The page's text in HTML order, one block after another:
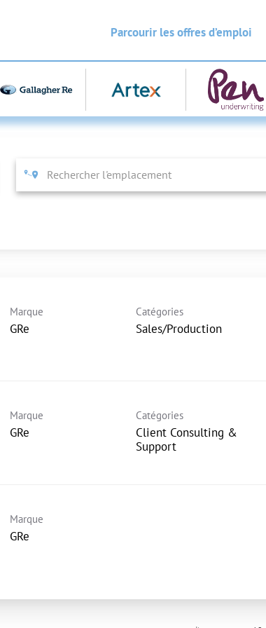
Parcourir les offres d’emploi
Marque
GRe
Catégories
Sales/Production
Marque
GRe
Catégories
Client Consulting &
Support
Marque
GRe